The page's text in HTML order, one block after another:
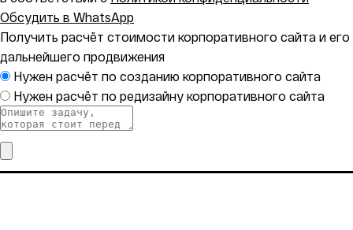
Обсудить в WhatsApp
Получить расчёт стоимости корпоративного сайта и его
дальнейшего продвижения
Нужен расчёт по созданию корпоративного сайта
Нужен расчёт по редизайну корпоративного сайта